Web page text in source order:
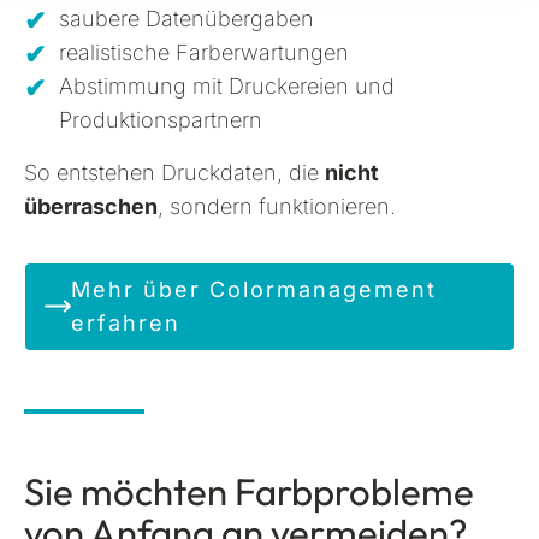
saubere Datenübergaben
realistische Farberwartungen
Abstimmung mit Druckereien und
Produktionspartnern
So entstehen Druckdaten, die nicht
überraschen , sondern funktionieren.
Mehr über Colormanagement
erfahren
Sie möchten Farbprobleme